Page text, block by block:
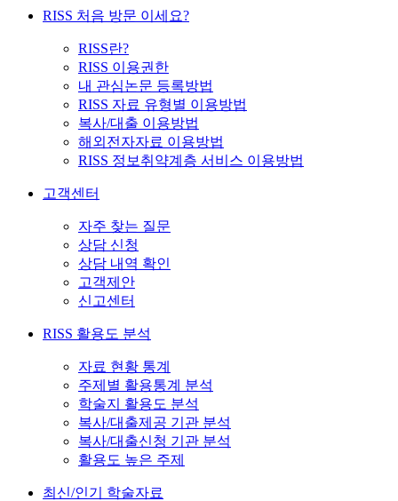
RISS 처음 방문 이세요?
RISS란?
RISS 이용권한
내 관심논문 등록방법
RISS 자료 유형별 이용방법
복사/대출 이용방법
해외전자자료 이용방법
RISS 정보취약계층 서비스 이용방법
고객센터
자주 찾는 질문
상담 신청
상담 내역 확인
고객제안
신고센터
RISS 활용도 분석
자료 현황 통계
주제별 활용통계 분석
학술지 활용도 분석
복사/대출제공 기관 분석
복사/대출신청 기관 분석
활용도 높은 주제
최신/인기 학술자료